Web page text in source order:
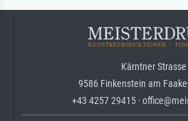
Kärntner
9586 Finkenstein am
+43 4257 29415 ·